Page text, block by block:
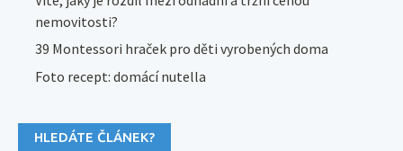
nemovitosti?
39 Montessori hraček pro děti vyrobených doma
Foto recept: domácí nutella
HLEDÁTE ČLÁNEK?